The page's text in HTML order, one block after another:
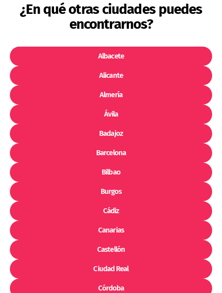
¿En qué otras ciudades puedes
encontrarnos?
Albacete
Alicante
Almería
Ávila
Badajoz
Barcelona
Bilbao
Burgos
Cádiz
Canarias
Castellón
Ciudad Real
Córdoba